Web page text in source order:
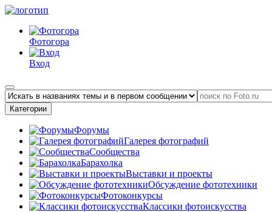
Фотогора
Вход
Категории
Форумы
Галерея фотографий
Сообщества
Барахолка
Выставки и проекты
Обсуждение фототехники
Фотоконкурсы
Классики фотоискусства